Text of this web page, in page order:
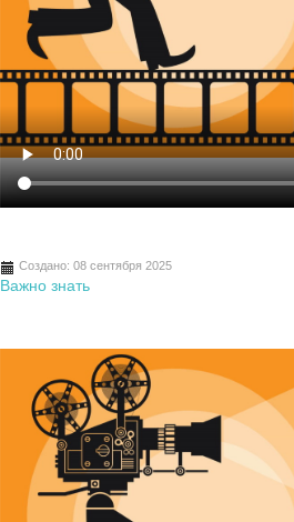
Создано: 08 сентября 2025
Важно знать